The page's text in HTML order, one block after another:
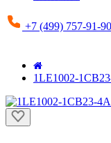
+7 (499) 757-91-90
1LE1002-